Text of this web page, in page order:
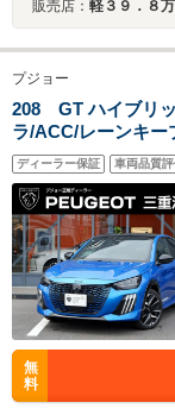
販売店： 軽３９．８
プジョー
208 GT ハイブリ
ラ/ACC/レーンキー
シスト/ブラインド
ロント・バックソ
オート
ディーラー保証 車両品質
無
料